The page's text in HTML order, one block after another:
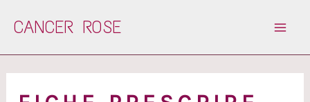
CANCER ROSE